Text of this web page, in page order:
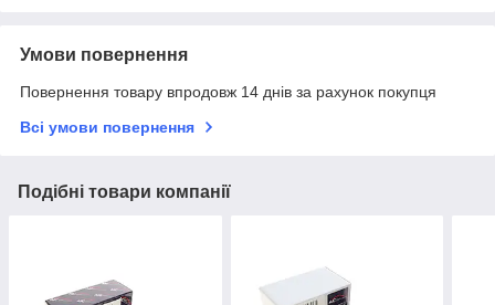
Умови повернення
Повернення товару впродовж 14 днів за рахунок покупця
Всі умови повернення
Подібні товари компанії